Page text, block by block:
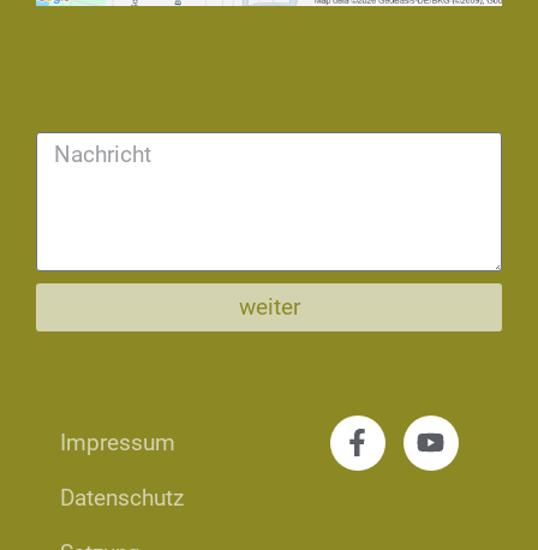
weiter
Impressum
Datenschutz